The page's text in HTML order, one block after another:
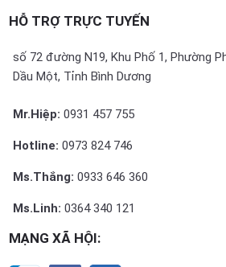
HỖ TRỢ TRỰC TUYẾN
số 72 đường N19, Khu Phố 1, Phường
Dầu Một, Tỉnh Bình Dương
Mr.Hiệp: 0931 457 755
Hotline: 0973 824 746
Ms.Thắng: 0933 646 360
Ms.Linh: 0364 340 121
MẠNG XÃ HỘI: